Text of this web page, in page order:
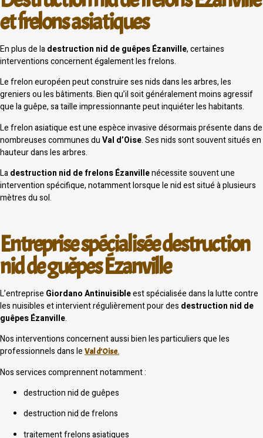
et frelons asiatiques
En plus de ladestruction nid de guêpes Ézanville, certaines
interventions concernent également les frelons.
Le frelon européen peut construire ses nids dans les arbres, les
greniers ou les bâtiments. Bien qu’il soit généralement moins agressif
que la guêpe, sa taille impressionnante peut inquiéter les habitants.
Le frelon asiatique est une espèce invasive désormais présente dans de
nombreuses communes duVal d’Oise. Ses nids sont souvent situés en
hauteur dans les arbres.
Ladestruction nid de frelons Ézanvillenécessite souvent une
intervention spécifique, notamment lorsque le nid est situé à plusieurs
mètres du sol.
Entreprise spécialisée destruction
nid de guêpes Ézanville
L’entreprise Giordano Antinuisibleest spécialisée dans la lutte contre
les nuisibles et intervient régulièrement pour des destruction nid de
guêpes Ézanville.
Nos interventions concernent aussi bien les particuliers que les
professionnels dans le Val d’Oise.
Nos services comprennent notamment :
destruction nid de guêpes
destruction nid de frelons
traitement frelons asiatiques